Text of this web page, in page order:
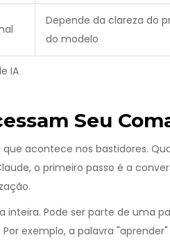
IA
Depende da clareza do
do modelo
Seu
acontece nos bastidores.
, o primeiro passo é a
.
Pode ser parte de uma
exemplo, a palavra